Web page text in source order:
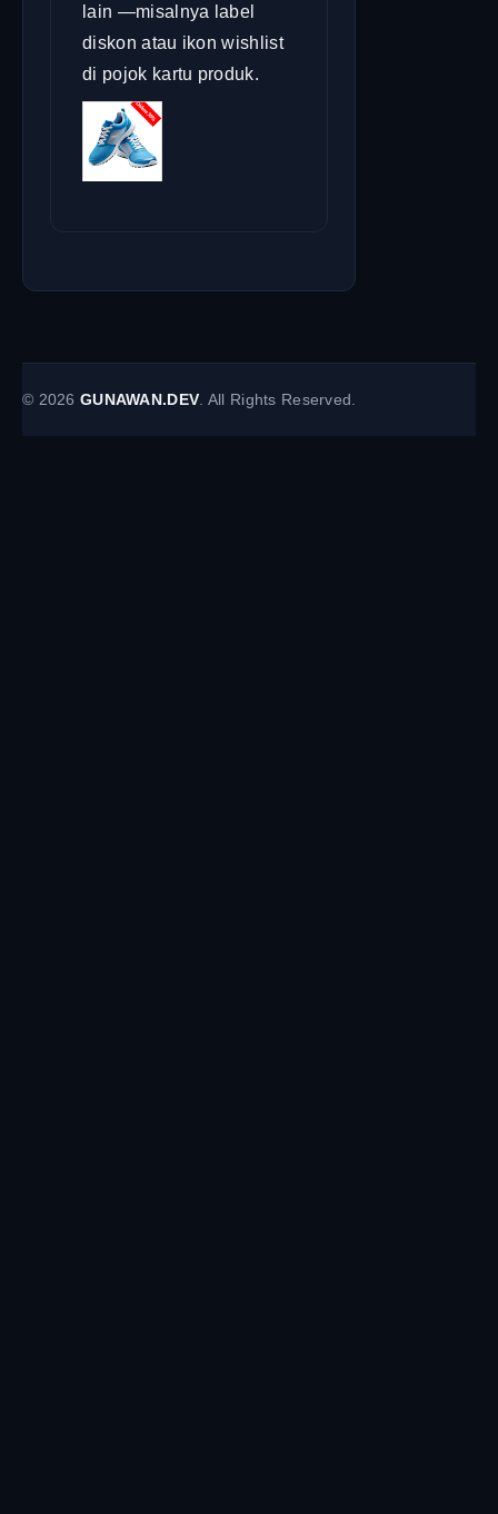
lain —misalnya label
diskon atau ikon wishlist
di pojok kartu produk.
© 2026 GUNAWAN.DEV . All Rights Reserved.